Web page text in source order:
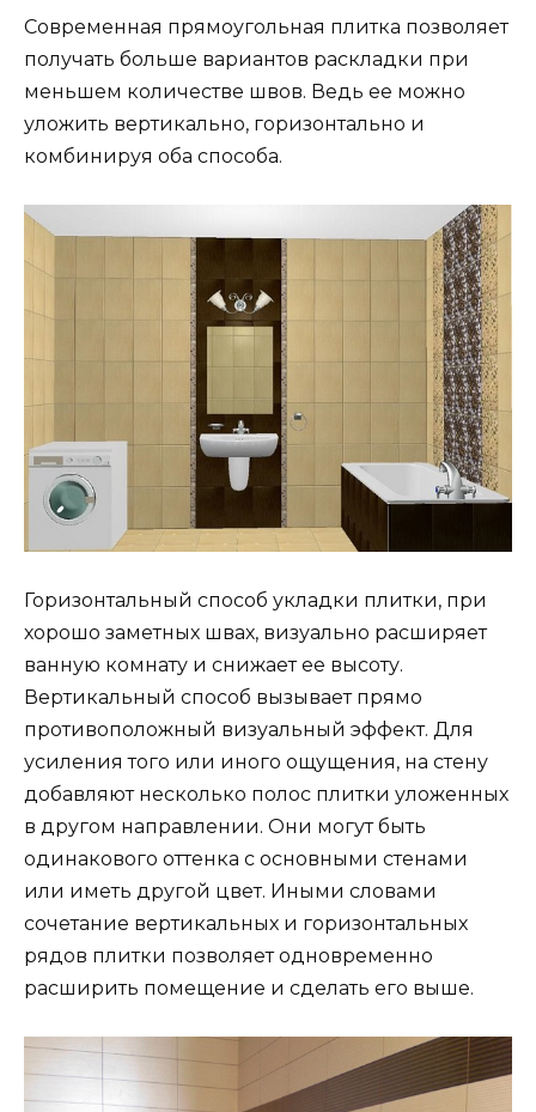
Современная прямоугольная плитка позволяет
получать больше вариантов раскладки при
меньшем количестве швов. Ведь ее можно
уложить вертикально, горизонтально и
комбинируя оба способа.
Горизонтальный способ укладки плитки, при
хорошо заметных швах, визуально расширяет
ванную комнату и снижает ее высоту.
Вертикальный способ вызывает прямо
противоположный визуальный эффект. Для
усиления того или иного ощущения, на стену
добавляют несколько полос плитки уложенных
в другом направлении. Они могут быть
одинакового оттенка с основными стенами
или иметь другой цвет. Иными словами
сочетание вертикальных и горизонтальных
рядов плитки позволяет одновременно
расширить помещение и сделать его выше.